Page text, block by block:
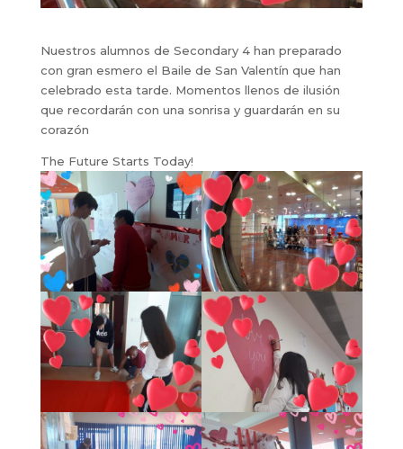
Nuestros alumnos de Secondary 4 han preparado
con gran esmero el Baile de San Valentín que han
celebrado esta tarde. Momentos llenos de ilusión
que recordarán con una sonrisa y guardarán en su
corazón
The Future Starts Today!